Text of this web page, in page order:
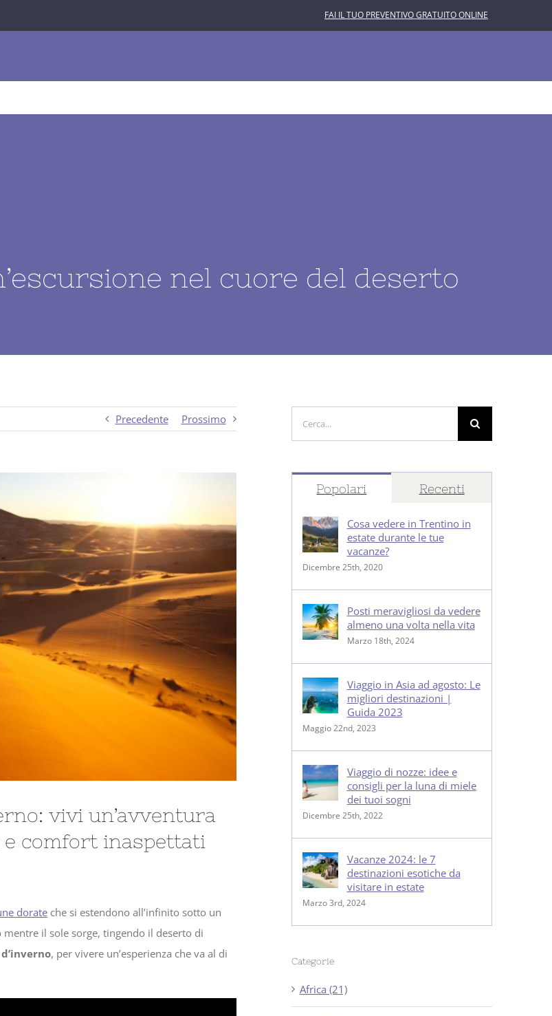
FAI IL TUO PREVENTIVO GRATUITO ONLINE
nel cuore del deserto
Precedente Prossimo
vivi un’avventura
comfort inaspettati
dorate che si estendono all’infinito sotto un
il sole sorge, tingendo il deserto di
, per vivere un’esperienza che va al di
per:
Popolari Recenti
Cosa vedere in Trentino in
estate durante le tue
vacanze?
Dicembre 25th, 2020
Posti meravigliosi da vedere
almeno una volta nella vita
Marzo 18th, 2024
Viaggio in Asia ad agosto: Le
migliori destinazioni |
Guida 2023
Maggio 22nd, 2023
Viaggio di nozze: idee e
consigli per la luna di miele
dei tuoi sogni
Dicembre 25th, 2022
Vacanze 2024: le 7
destinazioni esotiche da
visitare in estate
Marzo 3rd, 2024
Categorie
Africa (21)